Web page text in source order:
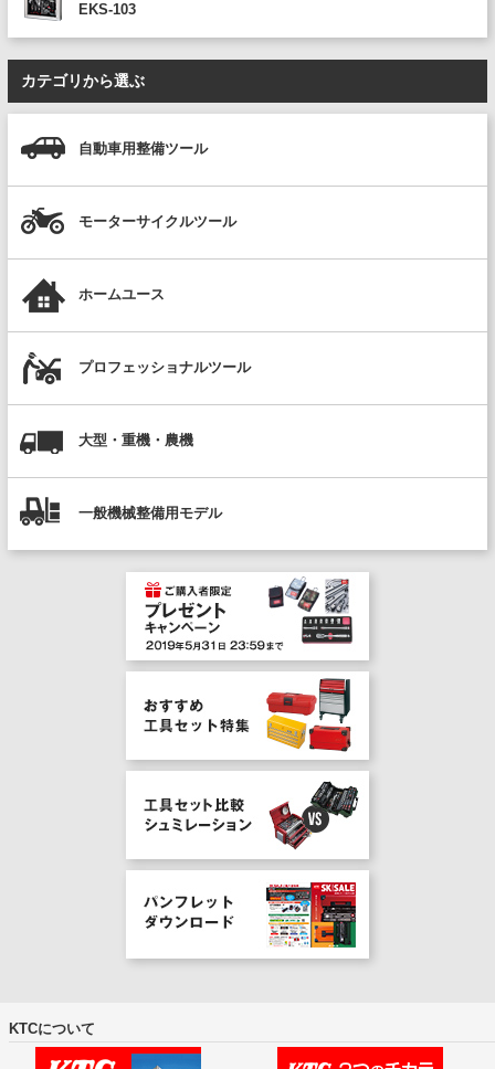
EKS-103
カテゴリから選ぶ
自動車用整備ツール
モーターサイクルツール
ホームユース
プロフェッショナルツール
大型・重機・農機
一般機械整備用モデル
KTCについて